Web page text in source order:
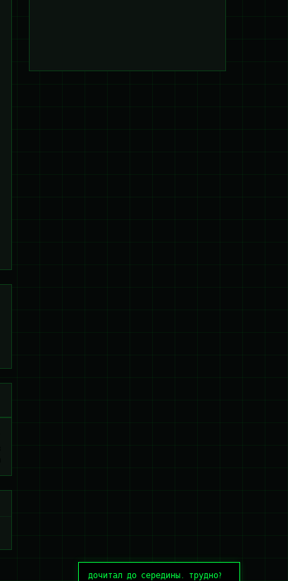
дочитал до середины. трудно?